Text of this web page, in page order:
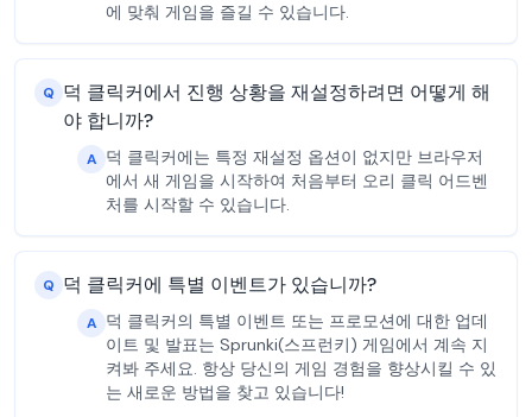
에 맞춰 게임을 즐길 수 있습니다.
Q 덕 클릭커에서 진행 상황을 재설정하려면 어떻게 해
야 합니까?
A 덕 클릭커에는 특정 재설정 옵션이 없지만 브라우저
에서 새 게임을 시작하여 처음부터 오리 클릭 어드벤
처를 시작할 수 있습니다.
Q 덕 클릭커에 특별 이벤트가 있습니까?
A 덕 클릭커의 특별 이벤트 또는 프로모션에 대한 업데
이트 및 발표는 Sprunki(스프런키) 게임에서 계속 지
켜봐 주세요. 항상 당신의 게임 경험을 향상시킬 수 있
는 새로운 방법을 찾고 있습니다!